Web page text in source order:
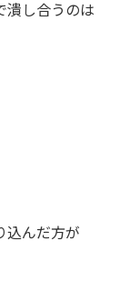
潰し合うのは
込んだ方が